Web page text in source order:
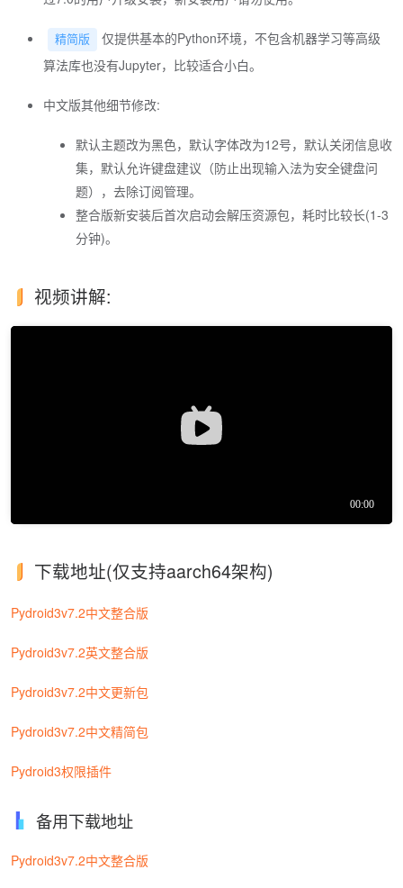
精简版
仅提供基本的Python环境，不包含机器学习等高级
算法库也没有Jupyter，比较适合小白。
中文版其他细节修改:
默认主题改为黑色，默认字体改为12号，默认关闭信息收
集，默认允许键盘建议（防止出现输入法为安全键盘问
题），去除订阅管理。
整合版新安装后首次启动会解压资源包，耗时比较长(1-3
分钟)。
视频讲解:
下载地址(仅支持aarch64架构)
Pydroid3v7.2中文整合版
Pydroid3v7.2英文整合版
Pydroid3v7.2中文更新包
Pydroid3v7.2中文精简包
Pydroid3权限插件
备用下载地址
Pydroid3v7.2中文整合版